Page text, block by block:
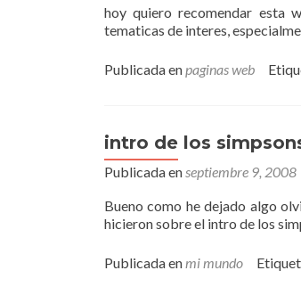
hoy quiero recomendar esta
tematicas de interes,
Publicada enpaginas web
intro de los
Publicada enseptiembre 9, 2008
Bueno como he dejado algo
hicieron sobre el intro de los
Publicada enmi mundo
entradas